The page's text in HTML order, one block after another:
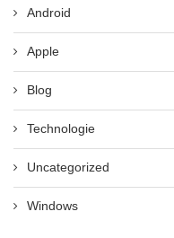
Android
Apple
Blog
Technologie
Uncategorized
Windows